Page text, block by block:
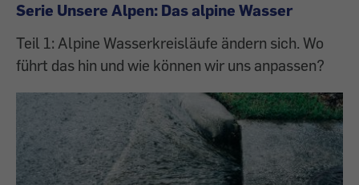
Serie Unsere Alpen: Das alpine Wasser
Teil 1: Alpine Wasserkreisläufe ändern sich. Wo
führt das hin und wie können wir uns anpassen?